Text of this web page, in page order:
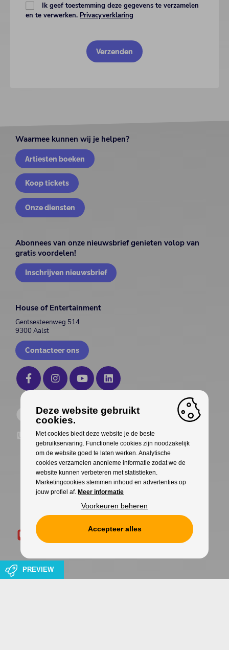
PREVIEW
Ik geef toestemming deze gegevens te verzamelen
en te verwerken. Privacyverklaring
Waarmee kunnen wij je helpen?
Artiesten boeken
Koop tickets
Onze diensten
Abonnees van onze nieuwsbrief genieten volop van
gratis voordelen!
Inschrijven nieuwsbrief
House of Entertainment
Gentsesteenweg 514
9300 Aalst
Contacteer ons
Deze website gebruikt
cookies.
Met cookies biedt deze website je de beste
gebruikservaring. Functionele cookies zijn noodzakelijk
om de website goed te laten werken. Analytische
cookies verzamelen anonieme informatie zodat we de
website kunnen verbeteren met statistieken.
Marketingcookies stemmen inhoud en advertenties op
jouw profiel af. Meer informatie
Voorkeuren beheren
Accepteer alles